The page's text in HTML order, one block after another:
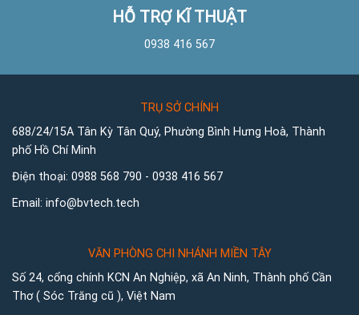
HỖ TRỢ KĨ THUẬT
0938 416 567
TRỤ SỞ CHÍNH
688/24/15A Tân Kỳ Tân Quý, Phường Bình Hưng Hoà, Thành
phố Hồ Chí Minh
Điện thoại: 0988 568 790 - 0938 416 567
Email: info@bvtech.tech
VĂN PHÒNG CHI NHÁNH MIỀN TÂY
Số 24, cổng chính KCN An Nghiệp, xã An Ninh, Thành phố Cần
Thơ ( Sóc Trăng cũ ), Việt Nam